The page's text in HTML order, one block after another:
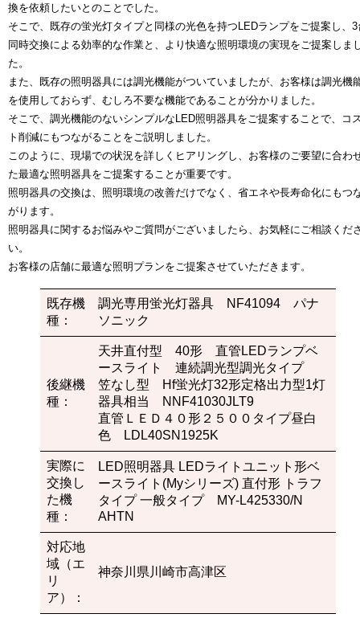
換を依頼したいとのことでした。
そこで、既存の蛍光灯タイプと同様の光色を持つLEDランプをご提案し、3
同時交換による効率的な作業と、より快適な照明環境の実現をご提案しま
た。
また、既存の照明器具には調光機能がついていましたが、お客様は調光機
を使用しておらず、むしろ不要な機能であることが分かりました。
そこで、調光機能のないシンプルなLED照明器具をご提案することで、コ
ト削減にもつながることをご説明しました。
このように、現場での状況を詳しくヒアリングし、お客様のご要望に合わ
た最適な照明器具をご提案することが重要です。
照明器具の交換は、照明環境の改善だけでなく、省エネや長寿命化にもつ
がります。
照明器具に関するお悩みやご質問がございましたら、お気軽にご相談くだ
い。
お客様の店舗に最適な照明プランをご提案させていただきます。
既存機
種：
調光専用蛍光灯器具 NF41094 パナ
ソニック
後継機
種：
天井直付型 40形 直管LEDランプベ
ースライト 連続調光型調光タイプ
笠なし型 Hf蛍光灯32形定格出力型1灯
器具相当 NNF41030JLT9
直管ＬＥＤ４０形２５００タイプ昼白
色 LDL40SN1925K
実際に
交換し
た機
種：
LED照明器具 LEDライトユニット形ベ
ースライト(Myシリーズ) 直付形 トラフ
タイプ 一般タイプ MY-L425330/N
AHTN
対応地
域（エ
リ
ア）：
神奈川県川崎市高津区